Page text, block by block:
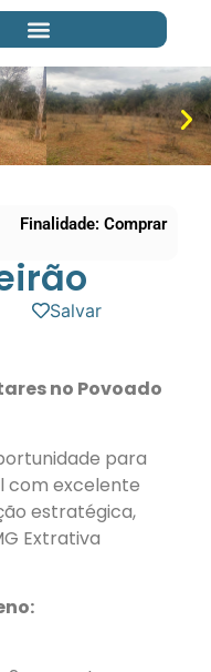
Finalidade: Comprar
Salvar
no Povoado
para
com excelente
estratégica,
Extrativa